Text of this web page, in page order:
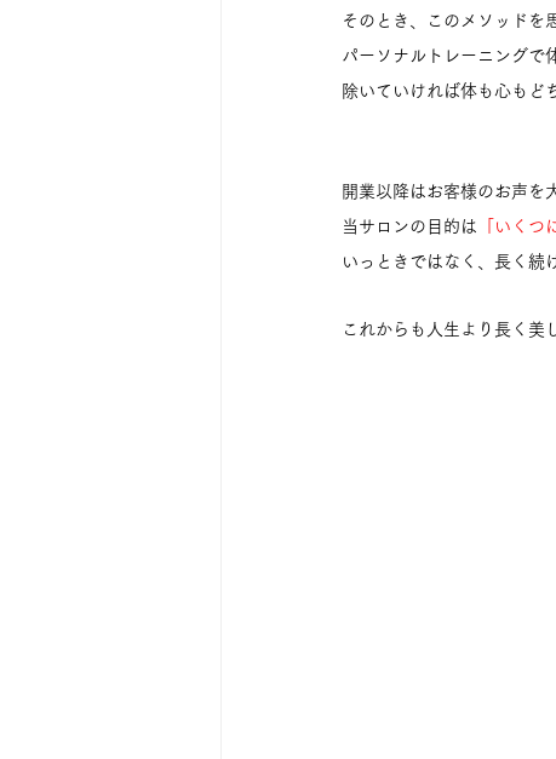
そのとき、このメソッドを
パーソナルトレーニングで
除いていければ体も心もど
開業以降はお客様のお声を
当サロンの目的は 「いくつ
いっときではなく、長く続
これからも人生より長く美